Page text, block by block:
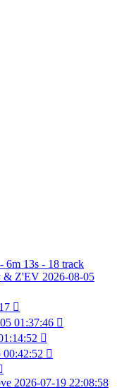
6m 13s - 18 track
& Z'EV 2026-08-05

01:37:46 

00:42:52 
2026-07-19 22:08:58